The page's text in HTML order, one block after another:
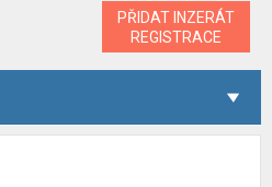
PŘIDAT INZERÁT
REGISTRACE